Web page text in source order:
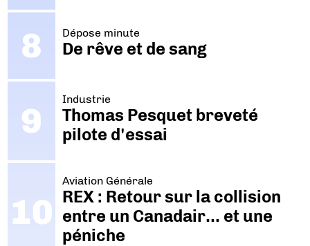
Dépose minute
De rêve et de sang
Industrie
Thomas Pesquet breveté
pilote d'essai
Aviation Générale
REX : Retour sur la collision
entre un Canadair… et une
péniche